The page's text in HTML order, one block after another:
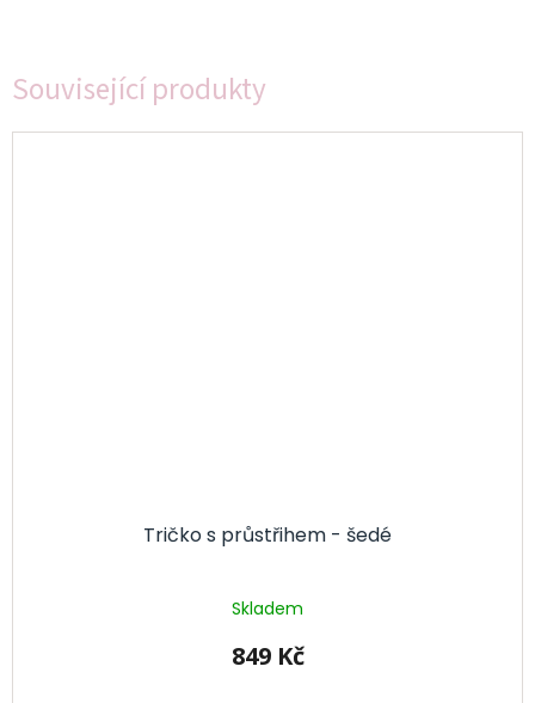
Související produkty
Tričko s průstřihem - šedé
Skladem
849 Kč